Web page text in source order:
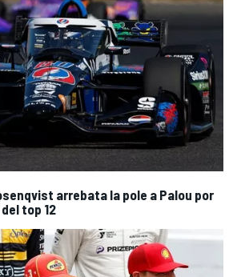
arrebata la pole a Palou por
del top 12